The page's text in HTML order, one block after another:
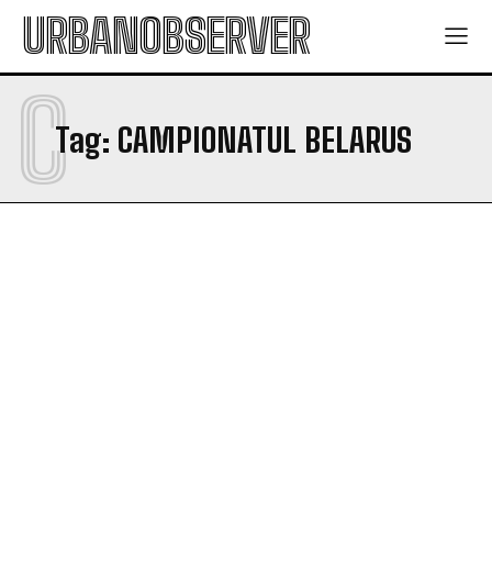
URBANOBSERVER
Tag: CAMPIONATUL BELARUS
C